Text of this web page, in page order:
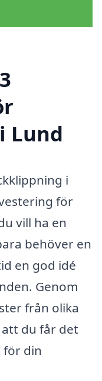
Lund
i
för
vill ha en
behöver en
en god idé
Genom
från olika
du får det
för din